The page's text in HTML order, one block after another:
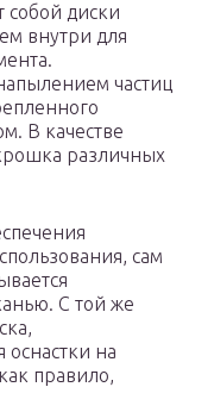
собой диски
внутри для
частиц
В качестве
различных
сам
С той же
на
правило,